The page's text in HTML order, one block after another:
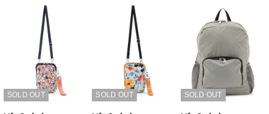
SOLD OUT SOLD OUT SOLD OUT